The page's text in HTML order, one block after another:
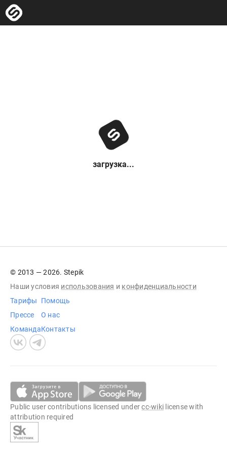
загрузка...
© 2013 — 2026. Stepik
Наши условия использования и конфиденциальности
Тарифы
Прессе
Команда
Помощь
О нас
Контакты
Public user contributions licensed undercc-wiki license with
attribution required